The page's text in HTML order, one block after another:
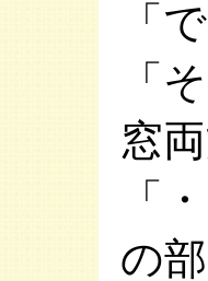
「
「
窓
「
の